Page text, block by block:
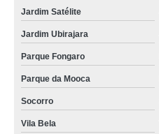
Jardim Satélite
Jardim Ubirajara
Parque Fongaro
Parque da Mooca
Socorro
Vila Bela